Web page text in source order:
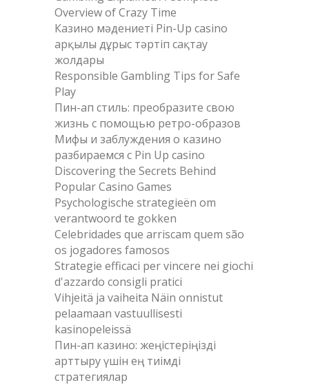
Overview of Crazy Time
Казино мәдениеті Pin-Up casino
арқылы дұрыс тәртіп сақтау
жолдары
Responsible Gambling Tips for Safe
Play
Пин-ап стиль: преобразите свою
жизнь с помощью ретро-образов
Мифы и заблуждения о казино
разбираемся с Pin Up casino
Discovering the Secrets Behind
Popular Casino Games
Psychologische strategieën om
verantwoord te gokken
Celebridades que arriscam quem são
os jogadores famosos
Strategie efficaci per vincere nei giochi
d'azzardo consigli pratici
Vihjeitä ja vaiheita Näin onnistut
pelaamaan vastuullisesti
kasinopeleissä
Пин-ап казино: жеңістеріңізді
арттыру үшін ең тиімді
стратегиялар